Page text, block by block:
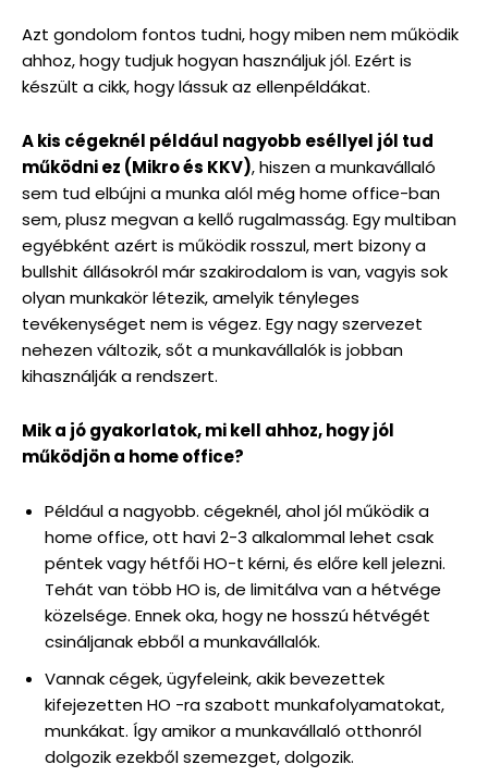
Azt gondolom fontos tudni, hogy miben nem működik
ahhoz, hogy tudjuk hogyan használjuk jól. Ezért is
készült a cikk, hogy lássuk az ellenpéldákat.
A kis cégeknél például nagyobb eséllyel jól tud
működni ez (Mikro és KKV), hiszen a munkavállaló
sem tud elbújni a munka alól még home office-ban
sem, plusz megvan a kellő rugalmasság. Egy multiban
egyébként azért is működik rosszul, mert bizony a
bullshit állásokról már szakirodalom is van, vagyis sok
olyan munkakör létezik, amelyik tényleges
tevékenységet nem is végez. Egy nagy szervezet
nehezen változik, sőt a munkavállalók is jobban
kihasználják a rendszert.
Mik a jó gyakorlatok, mi kell ahhoz, hogy jól
működjön a home office?
Például a nagyobb. cégeknél, ahol jól működik a
home office, ott havi 2-3 alkalommal lehet csak
péntek vagy hétfői HO-t kérni, és előre kell jelezni.
Tehát van több HO is, de limitálva van a hétvége
közelsége. Ennek oka, hogy ne hosszú hétvégét
csináljanak ebből a munkavállalók.
Vannak cégek, ügyfeleink, akik bevezettek
kifejezetten HO -ra szabott munkafolyamatokat,
munkákat. Így amikor a munkavállaló otthonról
dolgozik ezekből szemezget, dolgozik.